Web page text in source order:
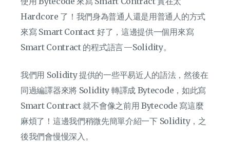
Hardcore 了！我們身為普通人還是用普通人的方式
來寫 Smart Contact 好了，這邊提供一個用來寫
Smart Contract 的程式語言 — Solidity。
我們用 Solidity 提供的一些平易近人的語法，然後在
同過編譯器來將 Solidity 轉譯成 Bytecode，如此寫
Smart Contract 就不會像之前用 Bytecode 寫這麼
麻煩了！這邊我們稍微先簡單介紹一下 Solidity，之
後我們會慢慢深入。